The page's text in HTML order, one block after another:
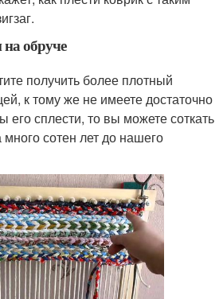
обруче
получить более плотный
к тому же не имеете достаточно
его сплести, то вы можете соткать
много сотен лет до нашего